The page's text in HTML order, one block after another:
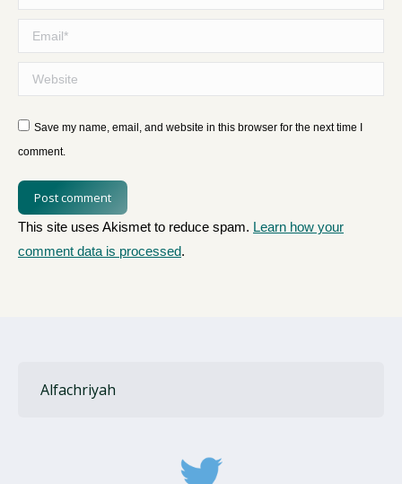
Email *
Website
Save my name, email, and website in this browser for the next time I
comment.
Post comment
This site uses Akismet to reduce spam. Learn how your
comment data is processed.
Alfachriyah